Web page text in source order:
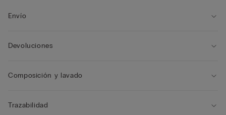
Envío
Devoluciones
Composición y lavado
Trazabilidad